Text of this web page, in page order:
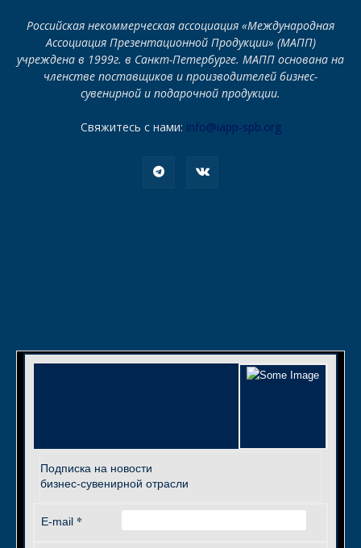
Российская некоммерческая ассоциация «Международная
Ассоциация Презентационной Продукции» (МАПП)
учреждена в 1999г. в Санкт-Петербурге. МАПП основана на
членстве поставщиков и производителей бизнес-
сувенирной и подарочной продукции.
Свяжитесь с нами: info@iapp-spb.org
Подписка на новости
бизнес-сувенирной отрасли
E-mail *